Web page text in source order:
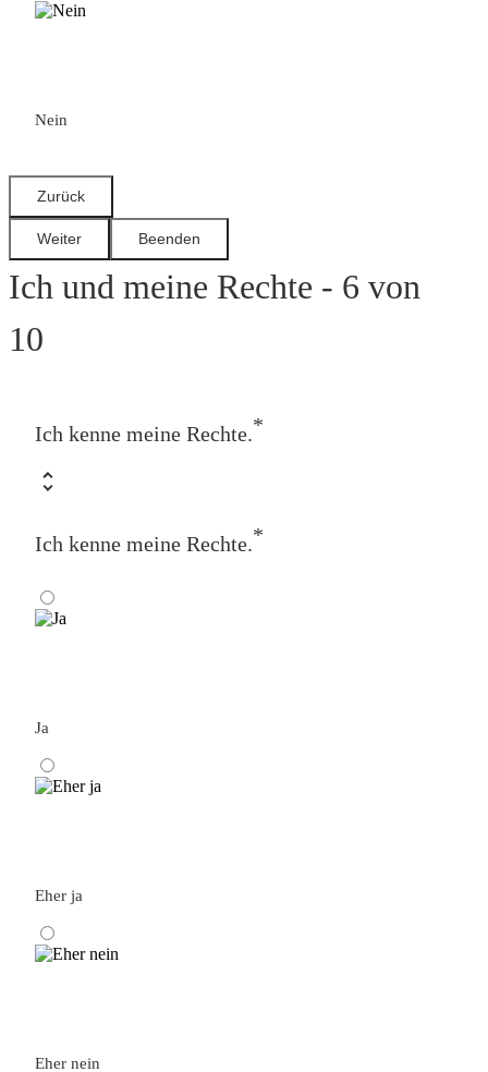
Nein
Ich und meine Rechte - 6 von
10
Ich kenne meine Rechte.*
Ich kenne meine Rechte.*
Ja
Eher ja
Eher nein